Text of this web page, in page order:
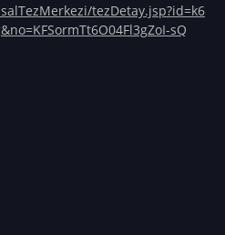
tezDetay.jsp?id=k6
sQ